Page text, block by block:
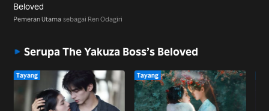
Beloved
Pemeran Utama sebagai Ren Odagiri
Serupa The Yakuza Boss’s Beloved
Tayang Tayang